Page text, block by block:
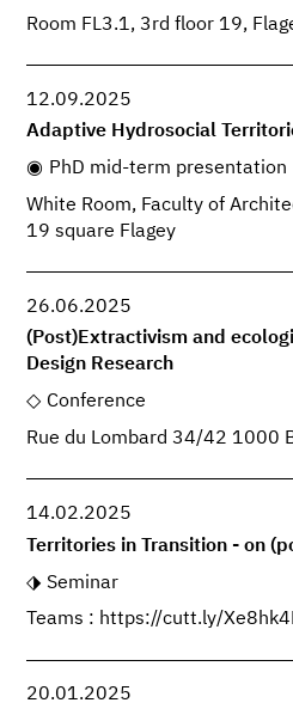
Room FL3.1, 3rd floor 19,
12.09.2025
Adaptive Hydrosocial
PhD mid-term presentation
White Room, Faculty of
19 square Flagey
26.06.2025
(Post)Extractivism and
Design Research
Conference
Rue du Lombard 34/42 1000
14.02.2025
Territories in Transition - on
Seminar
Teams : https://cutt.ly/
20.01.2025